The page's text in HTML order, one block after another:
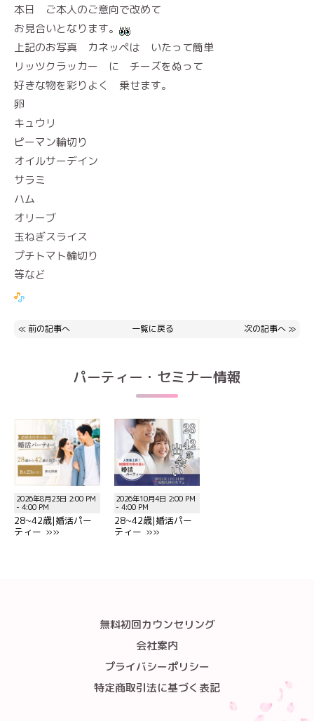
本日 ご本人のご意向で改めて
お見合いとなります。
上記のお写真 カネッペは いたって簡単
リッツクラッカー に チーズをぬって
好きな物を彩りよく 乗せます。
卵
キュウリ
ピーマン輪切り
オイルサーデイン
サラミ
ハム
オリーブ
玉ねぎスライス
プチトマト輪切り
等など
≪ 前の記事へ 一覧に戻る 次の記事へ ≫
パーティー・セミナー情報
2026年8月23日 2:00 PM
- 4:00 PM
28~42歳|婚活パー
ティー »»
2026年10月4日 2:00 PM
- 4:00 PM
28~42歳|婚活パー
ティー »»
無料初回カウンセリング
会社案内
プライバシーポリシー
特定商取引法に基づく表記